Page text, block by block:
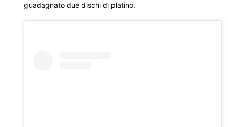
guadagnato due dischi di platino.